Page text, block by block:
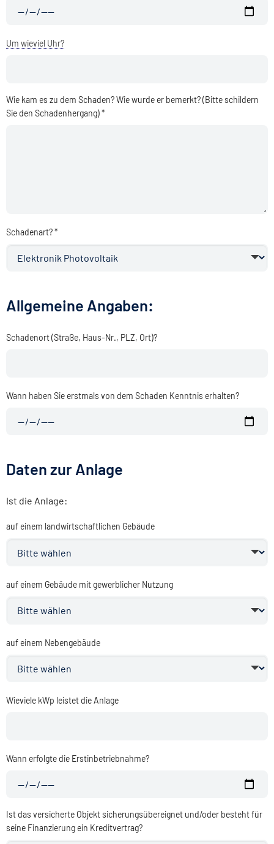
Um wieviel Uhr?
Wie kam es zu dem Schaden? Wie wurde er bemerkt? (Bitte schildern
Sie den Schadenhergang) *
Schadenart? *
Allgemeine Angaben:
Schadenort (Straße, Haus-Nr., PLZ, Ort)?
Wann haben Sie erstmals von dem Schaden Kenntnis erhalten?
Daten zur Anlage
Ist die Anlage:
auf einem landwirtschaftlichen Gebäude
auf einem Gebäude mit gewerblicher Nutzung
auf einem Nebengebäude
Wieviele kWp leistet die Anlage
Wann erfolgte die Erstinbetriebnahme?
Ist das versicherte Objekt sicherungsübereignet und/oder besteht für
seine Finanzierung ein Kreditvertrag?